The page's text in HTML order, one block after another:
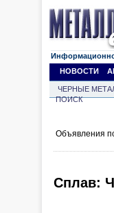
НОВОСТИ
ЧЕРНЫЕ
ПОИСК
Объявления
Сплав: